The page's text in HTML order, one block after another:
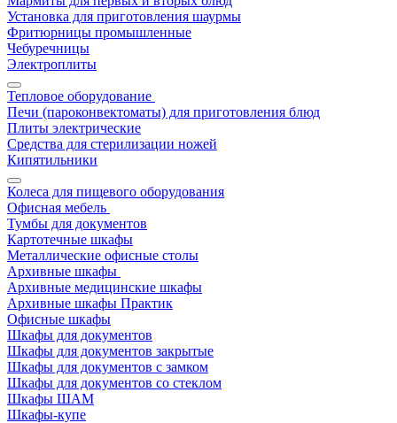
Установка для приготовления шаурмы
Фритюрницы промышленные
Чебуречницы
Электроплиты
Тепловое оборудование
Печи (пароконвектоматы) для приготовления блюд
Плиты электрические
Средства для стерилизации ножей
Кипятильники
Колеса для пищевого оборудования
Офисная мебель
Тумбы для документов
Картотечные шкафы
Металлические офисные столы
Архивные шкафы
Архивные медицинские шкафы
Архивные шкафы Практик
Офисные шкафы
Шкафы для документов
Шкафы для документов закрытые
Шкафы для документов с замком
Шкафы для документов со стеклом
Шкафы ШАМ
Шкафы-купе